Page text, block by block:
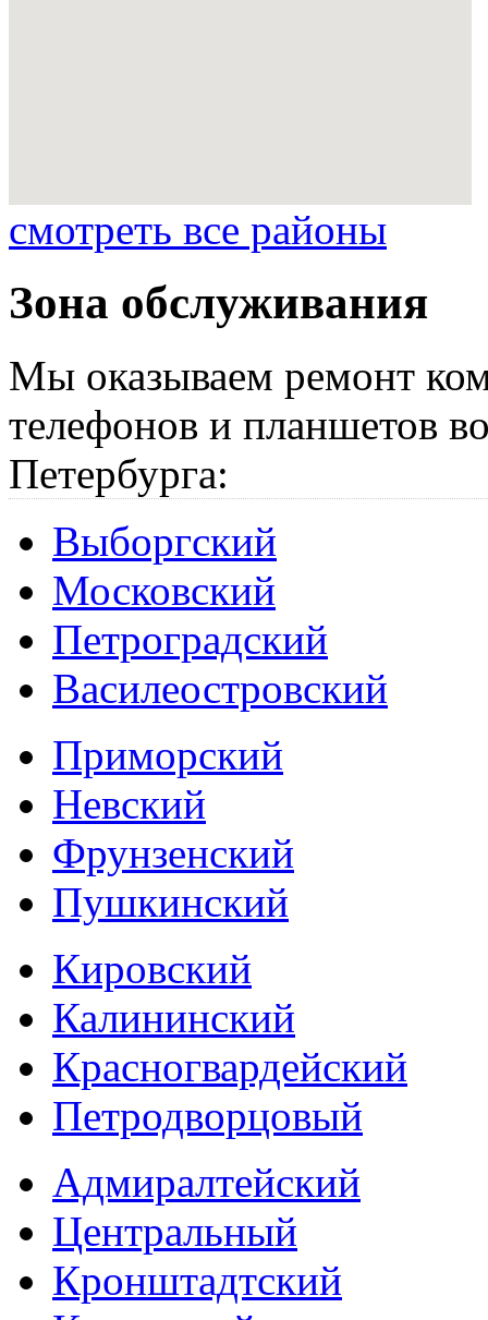
смотреть все районы
Зона обслуживания
Мы оказываем ремонт
телефонов и планшетов
Петербурга:
Выборгский
Московский
Петроградский
Василеостровский
Приморский
Невский
Фрунзенский
Пушкинский
Кировский
Калининский
Красногвардейский
Петродворцовый
Адмиралтейский
Центральный
Кронштадтский